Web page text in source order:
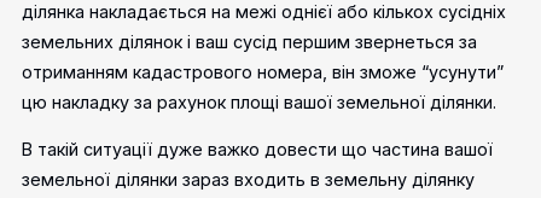
ділянка накладається на межі однієї або кількох сусідніх
земельних ділянок і ваш сусід першим звернеться за
отриманням кадастрового номера, він зможе “усунути”
цю накладку за рахунок площі вашої земельної ділянки.
В такій ситуації дуже важко довести що частина вашої
земельної ділянки зараз входить в земельну ділянку